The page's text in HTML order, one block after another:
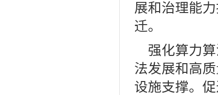
展和治理能
迁。
强化算力
法发展和高
设施支撑。